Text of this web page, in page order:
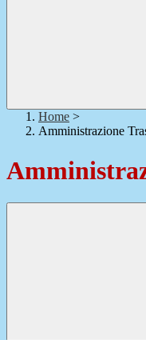
Home >
Amministrazione